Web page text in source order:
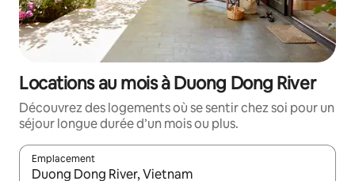
Locations au mois à Duong Dong River
Découvrez des logements où se sentir chez soi pour un
séjour longue durée d’un mois ou plus.
Emplacement
Quand les résultats sont affichés, parcourez-les en utilisant